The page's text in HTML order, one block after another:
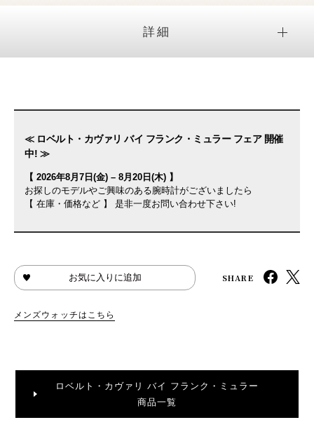
詳細
≪ ロベルト・カヴァリ バイ フランク・ミュラー フェア 開催
中! ≫
【 2026年8月7日(金) – 8月20日(木) 】
お探しのモデルやご興味のある腕時計がございましたら
【 在庫・価格など 】 是非一度お問い合わせ下さい!
お気に入りに追加 SHARE
メンズウォッチはこちら
ロベルト・カヴァリ バイ フランク・ミュラー
商品一覧